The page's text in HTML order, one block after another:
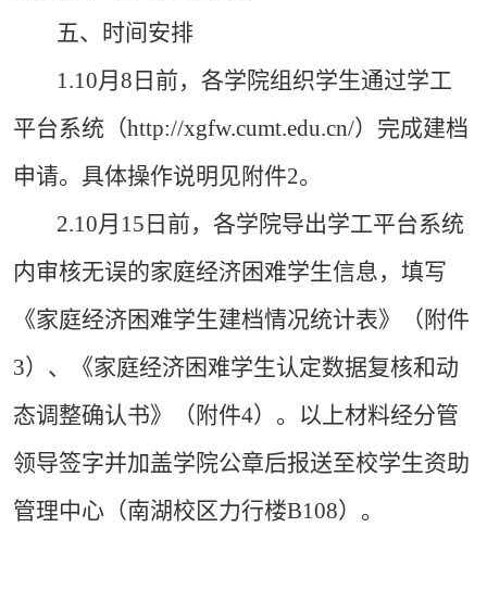
五、时间安排
1.10月8日前，各学院组织学生通过学工
平台系统（http://xgfw.cumt.edu.cn/）完成建档
申请。具体操作说明见附件2。
2.10月15日前，各学院导出学工平台系统
内审核无误的家庭经济困难学生信息，填写
《家庭经济困难学生建档情况统计表》（附件
3）、《家庭经济困难学生认定数据复核和动
态调整确认书》（附件4）。以上材料经分管
领导签字并加盖学院公章后报送至校学生资助
管理中心（南湖校区力行楼B108）。